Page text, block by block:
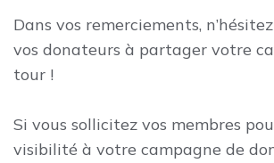
Dans vos remerciements,
vos donateurs à partager votre
tour !
Si vous sollicitez vos membres
visibilité à votre campagne de